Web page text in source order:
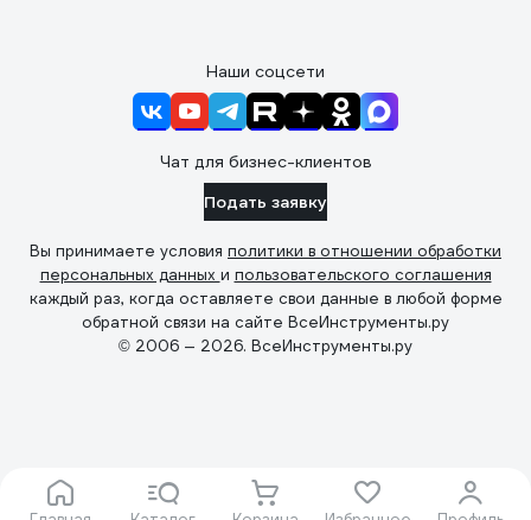
Наши соцсети
Чат для бизнес-клиентов
Подать заявку
Вы принимаете условия политики в отношении обработки
персональных данных и пользовательского соглашения
каждый раз, когда оставляете свои данные в любой форме
обратной связи на сайте ВсеИнструменты.ру
© 2006 — 2026. ВсеИнструменты.ру